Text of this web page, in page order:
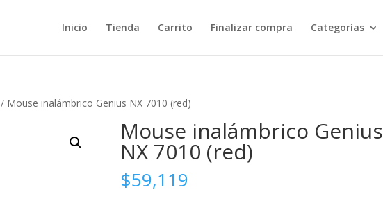
Inicio Tienda Carrito Finalizar compra Categorías
/ Mouse inalámbrico Genius NX 7010 (red)
Mouse inalámbrico Genius
NX 7010 (red)
$59,119